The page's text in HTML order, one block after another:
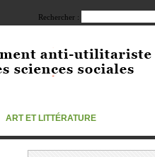
Rechercher :
ART ET LITTÉRATURE